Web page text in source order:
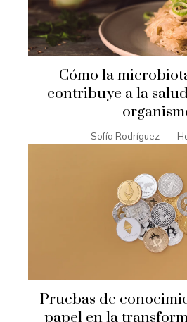
Cómo la
contribuye a la
Sofía Rodríguez
Pruebas de
papel en la